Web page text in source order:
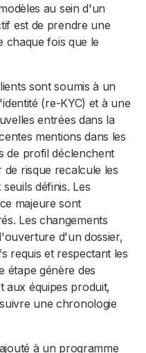
au sein d'un
est de prendre une
chaque fois que le
sont soumis à un
(re-KYC) et à une
entrées dans la
mentions dans les
de profil déclenchent
de risque recalcule les
définis. Les
majeure sont
Les changements
d'un dossier,
requis et respectant les
étape génère des
aux équipes produit,
une chronologie
à un programme